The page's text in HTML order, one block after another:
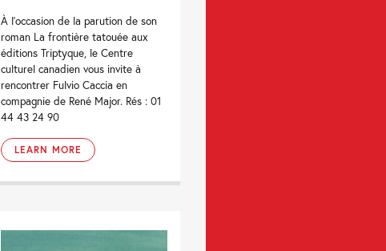
À l’occasion de la parution de son
roman La frontière tatouée aux
éditions Triptyque, le Centre
culturel canadien vous invite à
rencontrer Fulvio Caccia en
compagnie de René Major. Rés : 01
44 43 24 90
LEARN MORE